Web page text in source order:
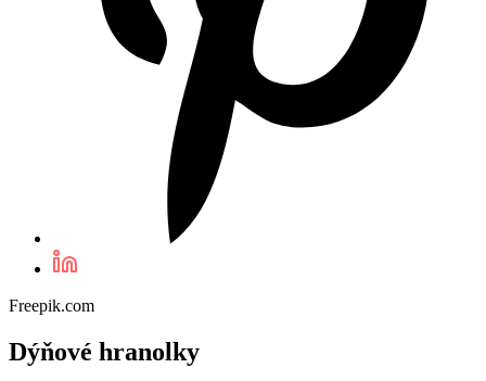
Freepik.com
Dýňové hranolky